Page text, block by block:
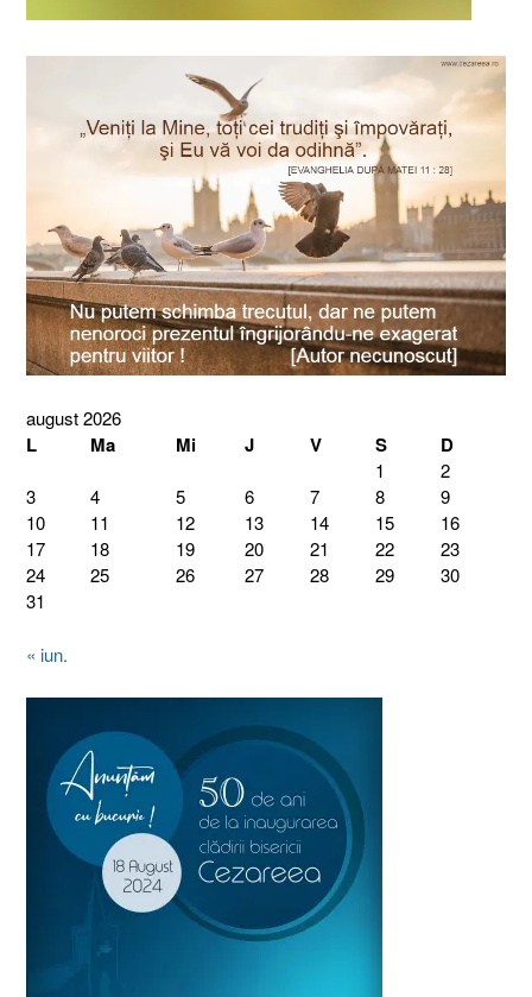
august 2026
L Ma Mi J V S D
1
2
3
4 5 6 7 8
9
10
11 12 13 14 15
16
17
18 19 20 21 22
23
24
25 26 27 28 29
30
31
« iun.